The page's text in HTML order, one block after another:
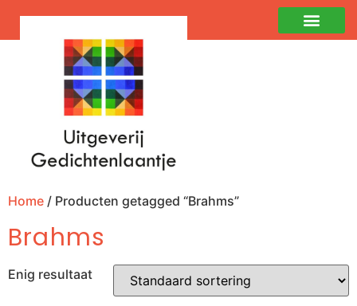
Home / Producten getagged “Brahms”
Brahms
Enig resultaat